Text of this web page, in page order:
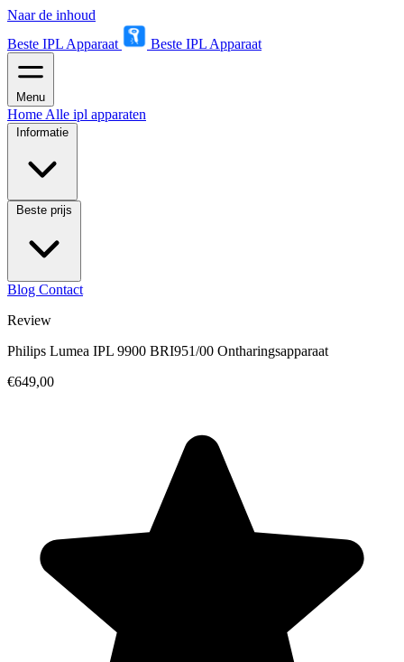
Naar de inhoud
Beste IPL Apparaat
Beste IPL Apparaat
Menu
Home Alle ipl apparaten
Informatie
Beste prijs
Blog Contact
Review
Philips Lumea IPL 9900 BRI951/00 Ontharingsapparaat
€649,00